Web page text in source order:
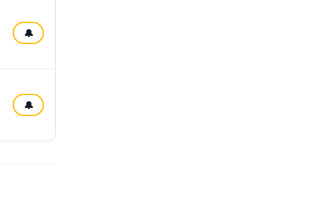
🔔
🔔